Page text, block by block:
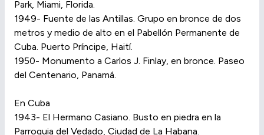
Park, Miami, Florida.
1949- Fuente de las Antillas. Grupo en bronce de dos
metros y medio de alto en el Pabellón Permanente de
Cuba. Puerto Príncipe, Haití.
1950- Monumento a Carlos J. Finlay, en bronce. Paseo
del Centenario, Panamá.
En Cuba
1943- El Hermano Casiano. Busto en piedra en la
Parroquia del Vedado, Ciudad de La Habana.